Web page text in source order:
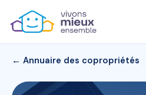
← Annuaire des copropriétés